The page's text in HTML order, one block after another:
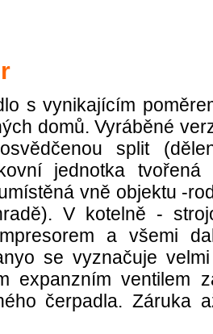
s vynikajícím
domů. Vyráběné
split
jednotka tvořená
vně objektu -
V kotelně -
a všemi
se vyznačuje
expanzním ventilem
čerpadla. Záruka